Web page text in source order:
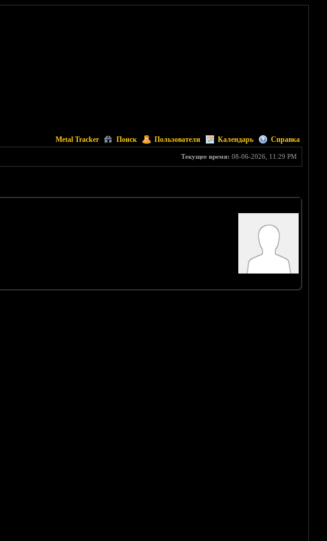
Metal Tracker Поиск Пользователи Календарь Справка
Текущее время: 08-06-2026, 11:29 PM